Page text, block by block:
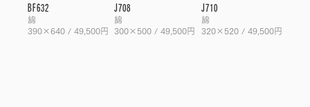
BF632
綿
390×640 / 49,500円
J708
綿
300×500 / 49,500円
J710
綿
320×520 / 49,500円